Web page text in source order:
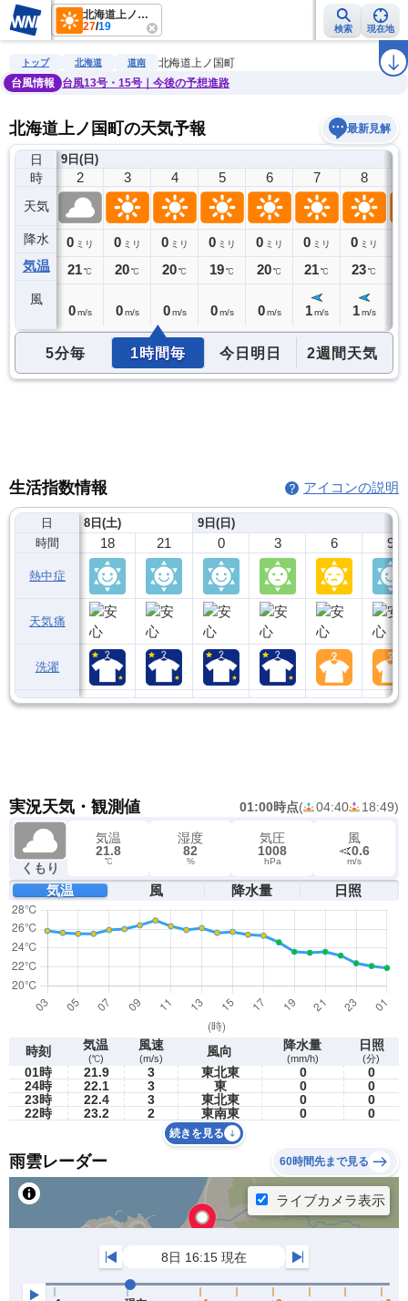
北海道上ノ国町
27/19 検索 現在地
雨雲レーダー 台風情報 地震情報 ラ
トップ 北海道 道南
北海道上ノ国町
台風情報
台風13号・15号｜今後の予想進路
北海道上ノ国町の天気予報 最新見解
日
時
天気
降水
気温
風
9日(日)
1
0ミリ
22℃
2
0 ミリ
21℃
0 m/s
3
0 ミリ
20℃
0 m/s
4
0 ミリ
20℃
0 m/s
5
0 ミリ
19℃
0 m/s
6
0 ミリ
20℃
0 m/s
7
0 ミリ
21℃
1 m/s
8
0 ミリ
23℃
1 m/s
5分毎 1時間毎 今日明日 2週間天気
生活指数情報 アイコンの説明
日
時間
熱中症
天気痛
洗濯
8日(土)
18 21
9日(日)
0 3 6 9
実況天気・観測値 01:00時点( 04:40 18:49)
くもり
気温
21.8
℃
湿度
82
%
気圧
1008
hPa
風
0.6
m/s
気温 風 降水量 日照
時刻 気温
(℃)
風速
(m/s) 風向 降水量
(mm/h)
日照
(分)
01時 21.9 3 東北東 0
0
24時
22.1 3 東 0
0
23時
22.4 3 東北東 0
0
22時
23.2 2 東南東 0 0
続きを見る
雨雲レーダー 60時間先まで見る